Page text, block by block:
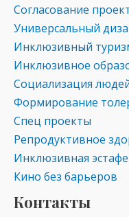
Согласование
Универсальный
Инклюзивный
Инклюзивное
Социализация
Формирование
Спец проекты
Репродуктивное
Инклюзивная
Кино без барьеров
Контакты